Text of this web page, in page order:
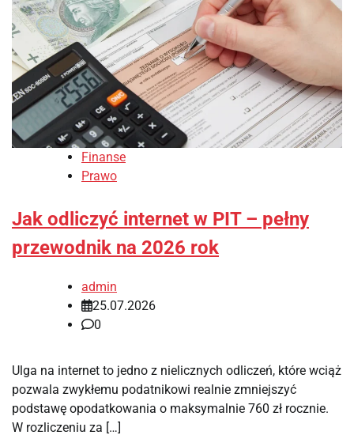
Finanse
Prawo
Jak odliczyć internet w PIT – pełny
przewodnik na 2026 rok
admin
25.07.2026
0
Ulga na internet to jedno z nielicznych odliczeń, które wciąż
pozwala zwykłemu podatnikowi realnie zmniejszyć
podstawę opodatkowania o maksymalnie 760 zł rocznie.
W rozliczeniu za […]